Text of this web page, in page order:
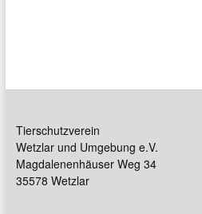
Tierschutzverein
Wetzlar und Umgebung e.V.
Magdalenenhäuser Weg 34
35578 Wetzlar